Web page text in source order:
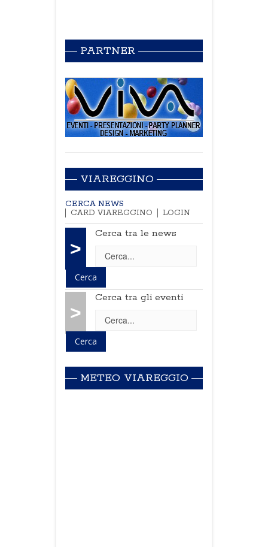
PARTNER
VIAREGGINO
CERCA NEWS
CARD VIAREGGINO
LOGIN
>
Cerca tra le news
>
Cerca tra gli eventi
METEO VIAREGGIO